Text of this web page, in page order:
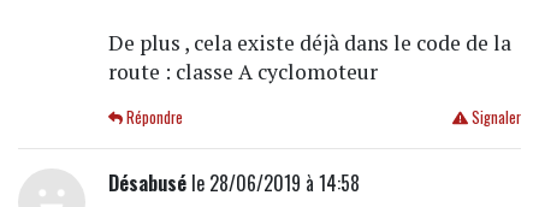
De plus , cela existe déjà dans le code de la
route : classe A cyclomoteur
Signaler
Répondre
Désabuséle 28/06/2019 à 14:58